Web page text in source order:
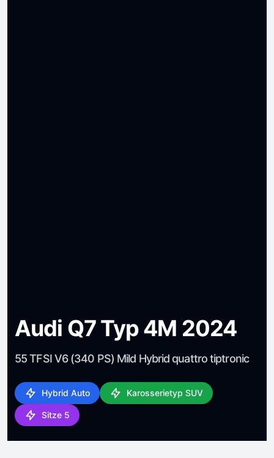
Audi Q7 Typ 4M 2024
55 TFSI V6 (340 PS) Mild Hybrid quattro tiptronic
Hybrid Auto Karosserietyp SUV
Sitze 5